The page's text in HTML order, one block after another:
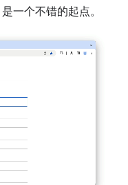
是一个不错的起点。